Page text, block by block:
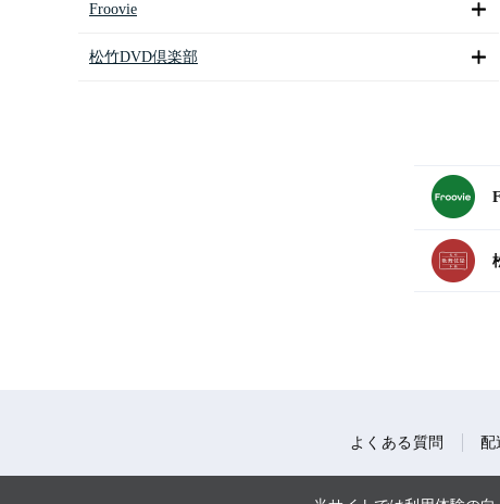
Froovie
松竹DVD倶楽部
よくある質問 配